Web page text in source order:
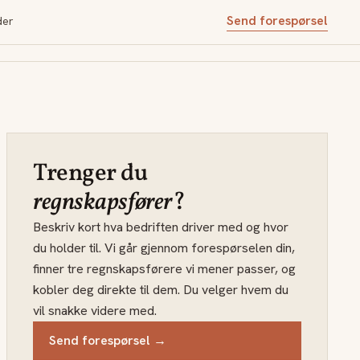
Send forespørsel
Trenger du
regnskapsfører?
Beskriv kort hva bedriften driver med og hvor
du holder til. Vi går gjennom forespørselen din,
finner tre regnskapsførere vi mener passer, og
kobler deg direkte til dem. Du velger hvem du
vil snakke videre med.
Send forespørsel →